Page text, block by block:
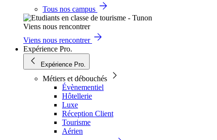
Tous nos campus
Viens nous rencontrer
Viens nous rencontrer
Expérience Pro.
Expérience Pro.
Métiers et débouchés
Évènementiel
Hôtellerie
Luxe
Réception Client
Tourisme
Aérien